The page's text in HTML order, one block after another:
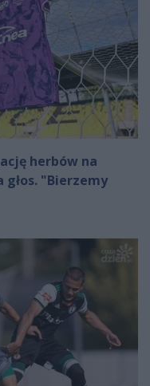
herbów na
głos. "Bierzemy